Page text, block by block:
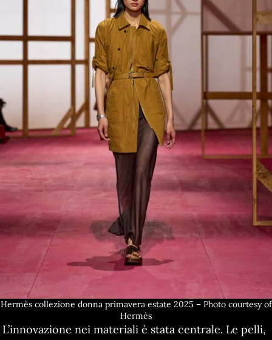
Hermès collezione donna primavera estate 2025 – Photo courtesy of
Hermès
L’innovazione nei materiali è stata centrale. Le pelli,